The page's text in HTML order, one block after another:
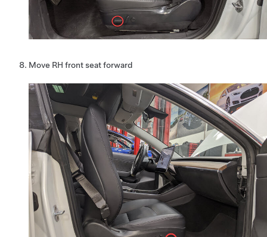
Move RH front seat forward